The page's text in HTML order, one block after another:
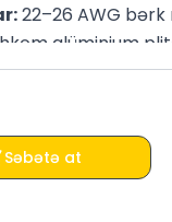
22–26 AWG
alüminium
davamlı, yüksək
Səbətə at